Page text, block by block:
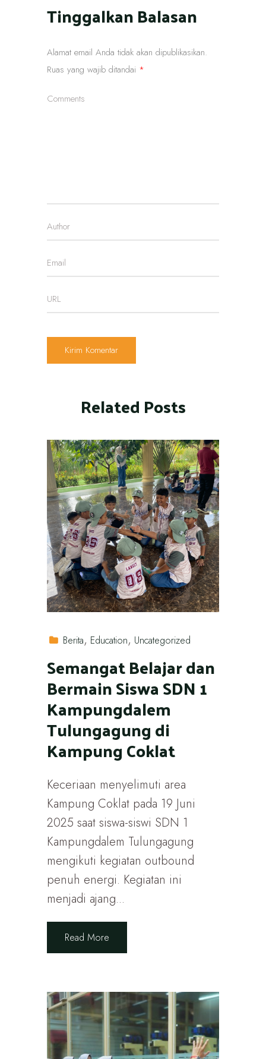
Tinggalkan Balasan
Alamat email Anda tidak akan dipublikasikan.
Ruas yang wajib ditandai *
Related Posts
Berita Education Uncategorized
Semangat Belajar dan
Bermain Siswa SDN 1
Kampungdalem
Tulungagung di
Kampung Coklat
Keceriaan menyelimuti area
Kampung Coklat pada 19 Juni
2025 saat siswa-siswi SDN 1
Kampungdalem Tulungagung
mengikuti kegiatan outbound
penuh energi. Kegiatan ini
menjadi ajang...
Read More